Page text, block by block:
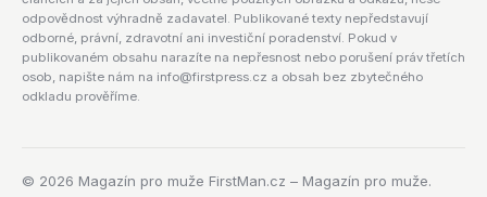
odpovědnost výhradně zadavatel. Publikované texty nepředstavují
odborné, právní, zdravotní ani investiční poradenství. Pokud v
publikovaném obsahu narazíte na nepřesnost nebo porušení práv třetích
osob, napište nám na info@firstpress.cz a obsah bez zbytečného
odkladu prověříme.
© 2026 Magazín pro muže FirstMan.cz – Magazín pro muže.